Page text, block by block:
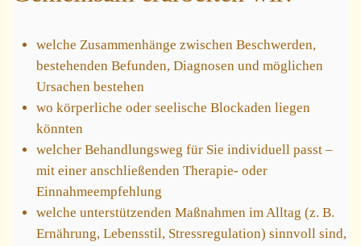
welche Zusammenhänge zwischen Beschwerden,
bestehenden Befunden, Diagnosen und möglichen
Ursachen bestehen
wo körperliche oder seelische Blockaden liegen
könnten
welcher Behandlungsweg für Sie individuell passt –
mit einer anschließenden Therapie- oder
Einnahmeempfehlung
welche unterstützenden Maßnahmen im Alltag (z. B.
Ernährung, Lebensstil, Stressregulation) sinnvoll sind,